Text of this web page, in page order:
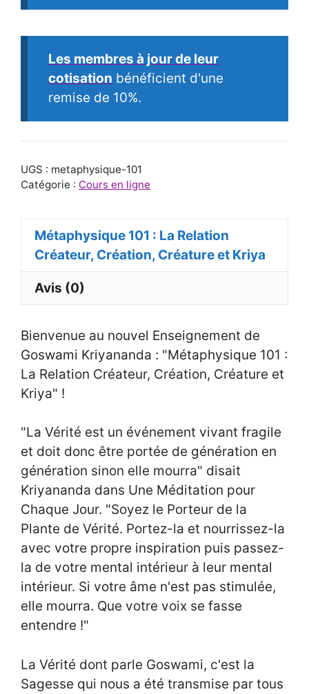
Créateur,
Créature
et
Kriya
Les membres à jour de leur
cotisation bénéficient d'une
remise de 10%.
UGS : metaphysique-101
Catégorie : Cours en ligne
Métaphysique 101 : La Relation
Créateur, Création, Créature et Kriya
Avis (0)
Bienvenue au nouvel Enseignement de
Goswami Kriyananda : "Métaphysique 101 :
La Relation Créateur, Création, Créature et
Kriya" !
"La Vérité est un événement vivant fragile
et doit donc être portée de génération en
génération sinon elle mourra" disait
Kriyananda dans Une Méditation pour
Chaque Jour. "Soyez le Porteur de la
Plante de Vérité. Portez-la et nourrissez-la
avec votre propre inspiration puis passez-
la de votre mental intérieur à leur mental
intérieur. Si votre âme n'est pas stimulée,
elle mourra. Que votre voix se fasse
entendre !"
La Vérité dont parle Goswami, c'est la
Sagesse qui nous a été transmise par tous